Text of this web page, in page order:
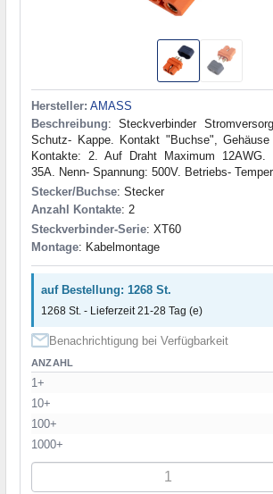
Hersteller: AMASS
Beschreibung: Steckverbinder
Schutz- Kappe. Kontakt "Buchse", Gehäuse
Kontakte: 2. Auf Draht Maximum 12AWG.
35A. Nenn- Spannung: 500V. Betriebs-
Stecker/Buchse: Stecker
Anzahl Kontakte: 2
Steckverbinder-Serie: XT60
Montage: Kabelmontage
auf Bestellung: 1268 St.
1268 St. - Lieferzeit 21-28 Tag (e)
Benachrichtigung bei Verfügbarkeit
ANZAHL
1+
10+
100+
1000+